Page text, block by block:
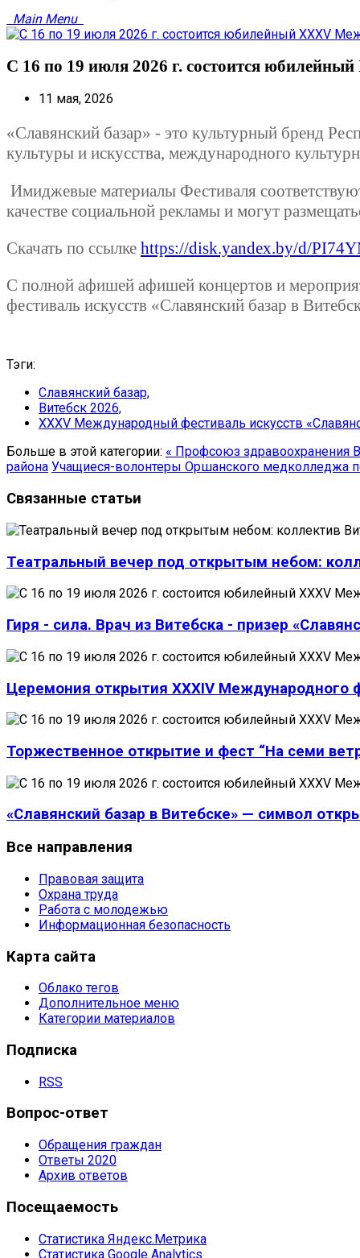
Main Menu
С 16 по 19 июля 2026 г. состоится
11 мая, 2026
«Славянский базар» - это культурный бренд
культуры и искусства, международного
Имиджевые материалы Фестиваля
качестве социальной рекламы и могут
Скачать по ссылке https://disk.yandex.by/d/
С полной афишей афишей концертов и
фестиваль искусств «Славянский базар в
Тэги:
Славянский базар,
Витебск 2026,
XXXV Международный фестиваль искусств
Больше в этой категории: « Профсоюз здравоохранения
района Учащиеся-волонтеры Оршанского медколледжа
Связанные статьи
Театральный вечер под открытым небом:
Гиря - сила. Врач из Витебска - призер
Церемония открытия XXXIV Международного
Торжественное открытие и фест “На семи
«Славянский базар в Витебске» — символ
Все направления
Правовая защита
Охрана труда
Работа с молодежью
Информационная безопасность
Карта сайта
Облако тегов
Дополнительное меню
Категории материалов
Подписка
RSS
Вопрос-ответ
Обращения граждан
Ответы 2020
Архив ответов
Посещаемость
Статистика Яндекс.Метрика
Статистика Google Analytics